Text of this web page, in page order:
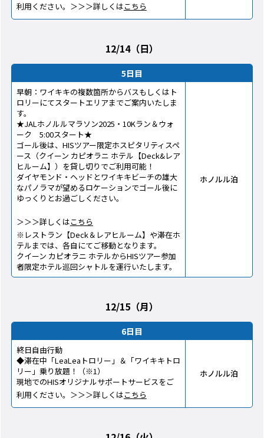
利用ください。＞＞＞詳しくはこちら
12/14（日）
5日目
早朝：ワイキキの複数箇所からバスもしくはト
ロリーにてスタートエリアまでご案内いたしま
す。
★JALホノルルマラソン2025・10Kラン＆ウォ
ーク 5:00スタート★
ゴール後は、HISツアー限定ホスピタリティスペ
ース（クイーン カピオラニ ホテル【Deck&レア
ヒルーム】）を貸し切りでご利用可能！
ダイヤモンド・ヘッドとワイキキビーチの雄大
なパノラマが望めるロケーションでゴール後に
ゆっくりとお過ごしください。
＞＞＞詳しくはこちら
※レストラン【Deck＆レアヒルーム】や滞在ホ
テルまでは、各自にてご移動となります。
クイーン カピオラニ ホテルからHISツアー参加
者限定ホテル巡回シャトルを運行いたします。
ホノルル泊
12/15（月）
6日目
終日自由行動
◆滞在中「LeaLeaトロリー」＆「ワイキキトロ
リー」乗り放題！（※1）
現地でのHISオリジナルサポートサービスをご
利用ください。＞＞＞詳しくはこちら
ホノルル泊